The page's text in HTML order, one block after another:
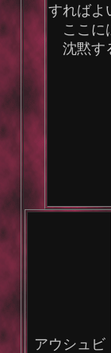
すればよ
ここに
沈黙す
アウシュビ